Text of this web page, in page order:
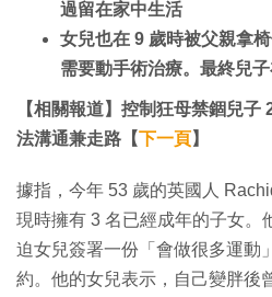
過留在家中生活
女兒也在 9 歲時被父親拿
需要動手術治療。最終兒
【相關報道】控制狂母禁錮兒
法溝通兼走路【下一頁】
據指，今年 53 歲的英國人
現時擁有 3 名已經成年的子女。
迫女兒簽署一份「會做很多運動
約。他的女兒表示，自己變胖後